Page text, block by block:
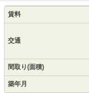
賃料
交通
間取り(面積)
築年月